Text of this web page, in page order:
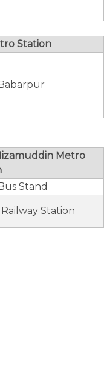
Station
Metro
Stand
Station